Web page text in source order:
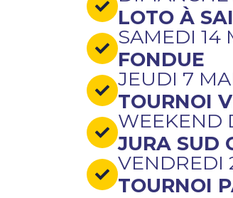
LOTO À
SAMEDI 14
FONDUE
JEUDI 7
TOURNOI
WEEKEND
JURA SUD
VENDREDI
TOURNOI